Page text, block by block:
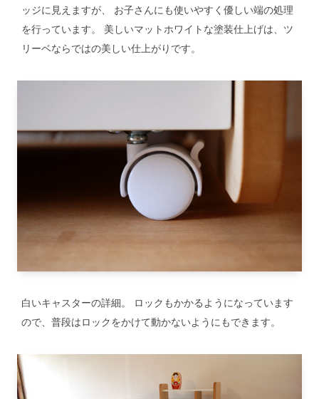
ッジに見えますが、 お子さんにも使いやすく優しい端の処理
を行っています。 美しいマットホワイトな塗装仕上げは、ツ
リーベならではの美しい仕上がりです。
白いキャスターの詳細。 ロックもかかるようになっています
ので、普段はロックをかけて動かないようにもできます。